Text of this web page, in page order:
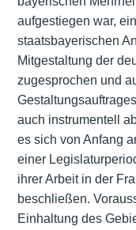
aufgestiegen war,
staatsbayerischen
Mitgestaltung der
zugesprochen und
auch instrumentell
es sich von Anfang
einer
ihrer Arbeit in der
beschließen.
Einhaltung des